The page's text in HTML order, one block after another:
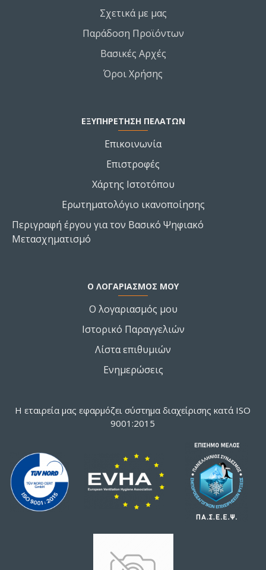
Σχετικά με μας
Παράδοση Προϊόντων
Βασικές Αρχές
Όροι Χρήσης
ΕΞΥΠΗΡΕΤΗΣΗ ΠΕΛΑΤΩΝ
Επικοινωνία
Επιστροφές
Χάρτης Ιστοτόπου
Ερωτηματολόγιο ικανοποίησης
Περιγραφή έργου για τον Βασικό Ψηφιακό
Μετασχηματισμό
Ο ΛΟΓΑΡΙΑΣΜΌΣ ΜΟΥ
Ο λογαριασμός μου
Ιστορικό Παραγγελιών
Λίστα επιθυμιών
Ενημερώσεις
Η εταιρεία μας εφαρμόζει σύστημα διαχείρισης κατά ISO
9001:2015